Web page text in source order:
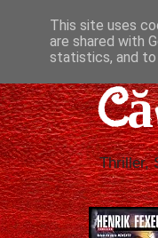
Thriller,
This site uses
are shared with
statistics, and to